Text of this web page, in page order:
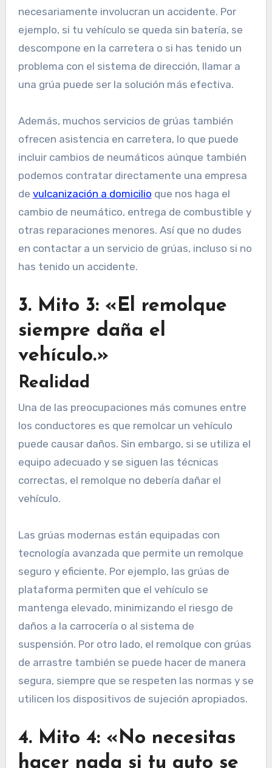
necesariamente involucran un accidente. Por
ejemplo, si tu vehículo se queda sin batería, se
descompone en la carretera o si has tenido un
problema con el sistema de dirección, llamar a
una grúa puede ser la solución más efectiva.
Además, muchos servicios de grúas también
ofrecen asistencia en carretera, lo que puede
incluir cambios de neumáticos aúnque también
podemos contratar directamente una empresa
de vulcanización a domicilio que nos haga el
cambio de neumático, entrega de combustible y
otras reparaciones menores. Así que no dudes
en contactar a un servicio de grúas, incluso si no
has tenido un accidente.
3. Mito 3: «El remolque
siempre daña el
vehículo.»
Realidad
Una de las preocupaciones más comunes entre
los conductores es que remolcar un vehículo
puede causar daños. Sin embargo, si se utiliza el
equipo adecuado y se siguen las técnicas
correctas, el remolque no debería dañar el
vehículo.
Las grúas modernas están equipadas con
tecnología avanzada que permite un remolque
seguro y eficiente. Por ejemplo, las grúas de
plataforma permiten que el vehículo se
mantenga elevado, minimizando el riesgo de
daños a la carrocería o al sistema de
suspensión. Por otro lado, el remolque con grúas
de arrastre también se puede hacer de manera
segura, siempre que se respeten las normas y se
utilicen los dispositivos de sujeción apropiados.
4. Mito 4: «No necesitas
hacer nada si tu auto se